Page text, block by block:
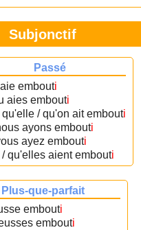
Subjonctif
Passé
embouti
aies embouti
/ qu'on ait embouti
ayons embouti
ayez embouti
qu'elles aient embouti
Plus-que-parfait
embouti
embouti